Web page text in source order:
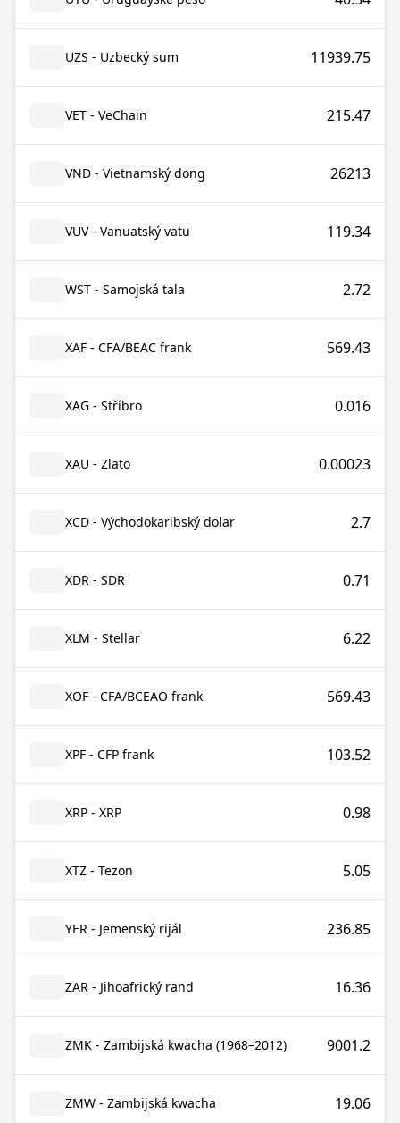
UZS - Uzbecký sum 11939.75
VET - VeChain 215.47
VND - Vietnamský dong 26213
VUV - Vanuatský vatu 119.34
WST - Samojská tala 2.72
XAF - CFA/BEAC frank 569.43
XAG - Stříbro 0.016
XAU - Zlato 0.00023
XCD - Východokaribský dolar 2.7
XDR - SDR 0.71
XLM - Stellar 6.22
XOF - CFA/BCEAO frank 569.43
XPF - CFP frank 103.52
XRP - XRP 0.98
XTZ - Tezon 5.05
YER - Jemenský rijál 236.85
ZAR - Jihoafrický rand 16.36
ZMK - Zambijská kwacha (1968–2012) 9001.2
ZMW - Zambijská kwacha 19.06